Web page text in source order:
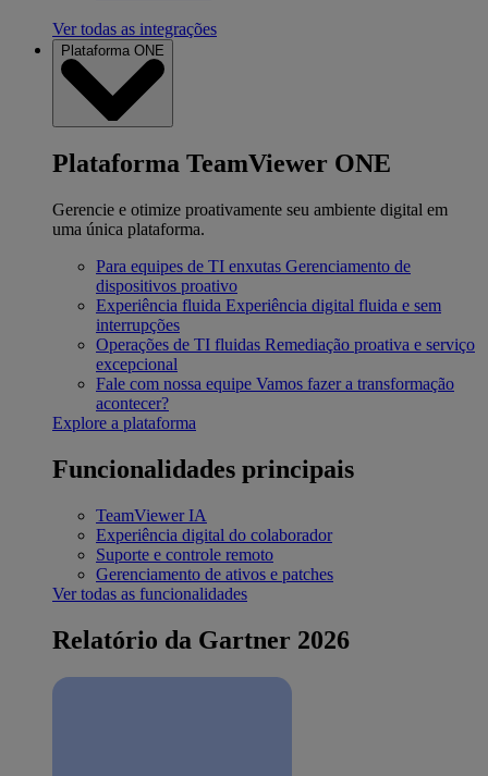
Ver todas as integrações
Plataforma ONE
Plataforma TeamViewer ONE
Gerencie e otimize proativamente seu ambiente digital em
uma única plataforma.
Para equipes de TI enxutas Gerenciamento de
dispositivos proativo
Experiência fluida Experiência digital fluida e sem
interrupções
Operações de TI fluidas Remediação proativa e serviço
excepcional
Fale com nossa equipe Vamos fazer a transformação
acontecer?
Explore a plataforma
Funcionalidades principais
TeamViewer IA
Experiência digital do colaborador
Suporte e controle remoto
Gerenciamento de ativos e patches
Ver todas as funcionalidades
Relatório da Gartner 2026